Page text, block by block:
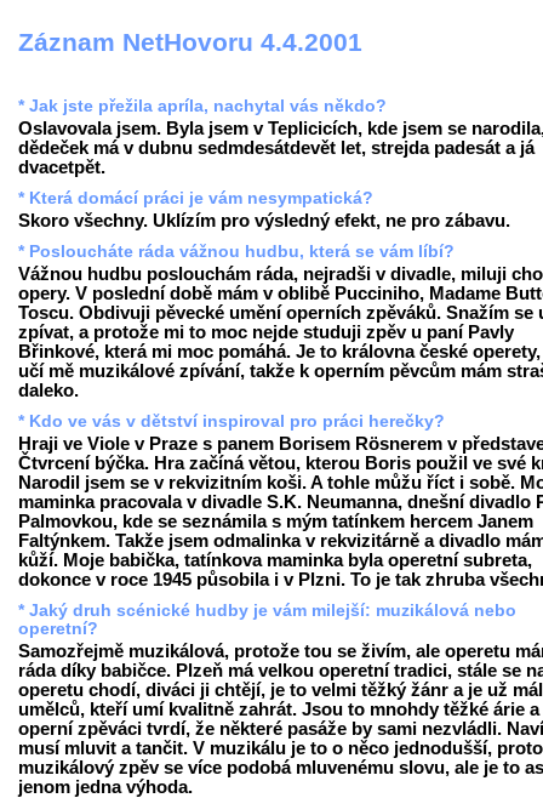
Záznam NetHovoru 4.4.2001
* Jak jste přežila apríla, nachytal vás někdo?
Oslavovala jsem. Byla jsem v Teplicicích, kde jsem se
dědeček má v dubnu sedmdesátdevět let, strejda padesát a já
dvacetpět.
* Která domácí práci je vám nesympatická?
Skoro všechny. Uklízím pro výsledný efekt, ne pro zábavu.
* Posloucháte ráda vážnou hudbu, která se vám líbí?
Vážnou hudbu poslouchám ráda, nejradši v divadle, miluji
opery. V poslední době mám v oblibě Pucciniho, Madame
Toscu. Obdivuji pěvecké umění operních zpěváků. Snažím se
zpívat, a protože mi to moc nejde studuji zpěv u paní Pavly
Břinkové, která mi moc pomáhá. Je to královna české operety,
učí mě muzikálové zpívání, takže k operním pěvcům mám
daleko.
* Kdo ve vás v dětství inspiroval pro práci herečky?
Hraji ve Viole v Praze s panem Borisem Rösnerem v
Čtvrcení býčka. Hra začíná větou, kterou Boris použil ve své
Narodil jsem se v rekvizitním koši. A tohle můžu říct i sobě.
maminka pracovala v divadle S.K. Neumanna, dnešní divadlo
Palmovkou, kde se seznámila s mým tatínkem hercem Janem
Faltýnkem. Takže jsem odmalinka v rekvizitárně a divadlo
kůží. Moje babička, tatínkova maminka byla operetní subreta,
dokonce v roce 1945 působila i v Plzni. To je tak zhruba
* Jaký druh scénické hudby je vám milejší: muzikálová nebo
operetní?
Samozřejmě muzikálová, protože tou se živím, ale operetu
ráda díky babičce. Plzeň má velkou operetní tradici, stále se
operetu chodí, diváci ji chtějí, je to velmi těžký žánr a je už
umělců, kteří umí kvalitně zahrát. Jsou to mnohdy těžké árie a
operní zpěváci tvrdí, že některé pasáže by sami nezvládli.
musí mluvit a tančit. V muzikálu je to o něco jednodušší,
muzikálový zpěv se více podobá mluvenému slovu, ale je to
jenom jedna výhoda.